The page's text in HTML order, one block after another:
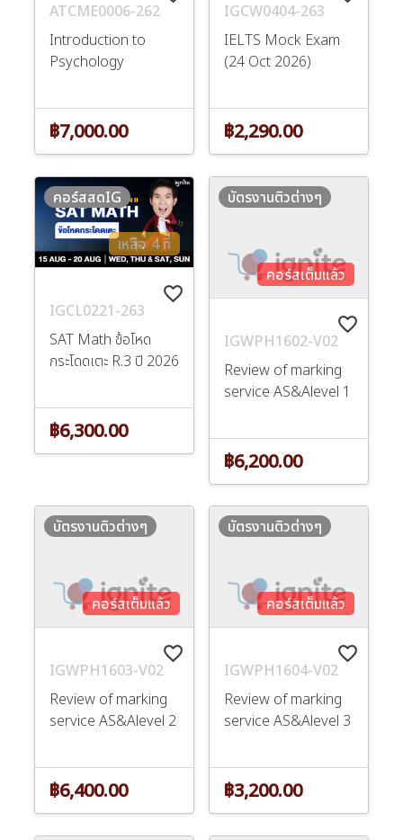
ATCME0006-262
Introduction to
Psychology
฿7,000.00
IGCW0404-263
IELTS Mock Exam
(24 Oct 2026)
฿2,290.00
favorite_border
IGCL0221-263
SAT Math ข้อโหด
กระโดดเตะ R.3 ปี 2026
เหลือ 4 ที่
คอร์สสดIG
฿6,300.00
favorite_border
IGWPH1602-V02
Review of marking
service AS&Alevel 1
คอร์สเต็มแล้ว
บัตรงานติวต่างๆ
฿6,200.00
favorite_border
IGWPH1603-V02
Review of marking
service AS&Alevel 2
คอร์สเต็มแล้ว
บัตรงานติวต่างๆ
฿6,400.00
favorite_border
IGWPH1604-V02
Review of marking
service AS&Alevel 3
คอร์สเต็มแล้ว
บัตรงานติวต่างๆ
฿3,200.00